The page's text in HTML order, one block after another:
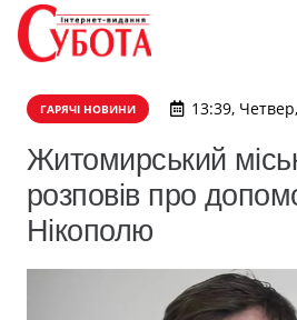
ГАРЯЧІ НОВИНИ 13:39,
Житомирський
розповів про
Нікополю